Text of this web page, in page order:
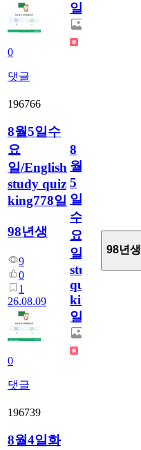
0
댓글
일
196766
8월5일수
요
일/English
study quiz
king778일
98년생
9
0
1
26.08.09
0
댓글
8
월
5
일
수
요
일/English
study
quiz
king778
일
98년생
196739
8월4일화